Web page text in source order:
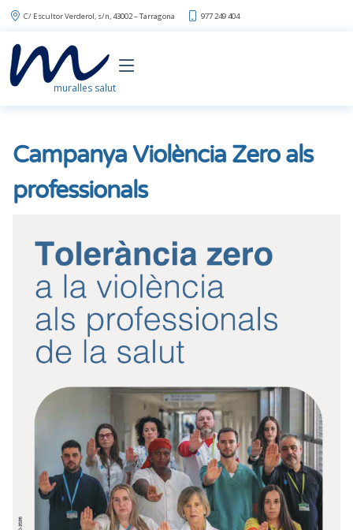
C/ Escultor Verderol, s/n, 43002 – Tarragona 977 249 404
muralles salut
Campanya Violència Zero als
professionals